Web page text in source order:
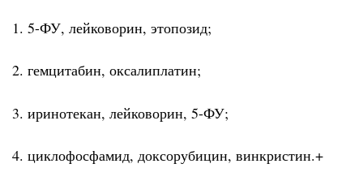
1. 5-ФУ, лейковорин, этопозид;
2. гемцитабин, оксалиплатин;
3. иринотекан, лейковорин, 5-ФУ;
4. циклофосфамид, доксорубицин, винкристин.+